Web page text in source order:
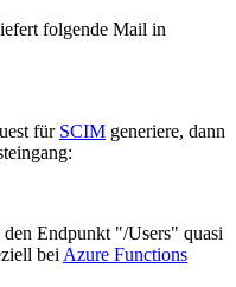
folgende Mail in
für SCIM generiere, dann
Endpunkt "/Users" quasi
bei Azure Functions